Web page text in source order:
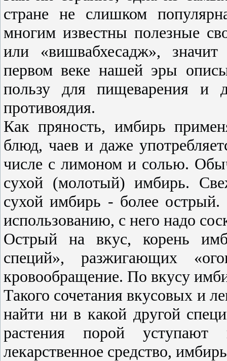
стране не слишком
многим известны полезные
или «вишвабхесадж», значит
первом веке нашей эры
пользу для пищеварения и
противоядия.
Как пряность, имбирь
блюд, чаев и даже
числе с лимоном и солью.
сухой (молотый) имбирь.
сухой имбирь - более
использованию, с него надо
Острый на вкус, корень
специй»,разжигающих
кровообращение. По вкусу
Такого сочетания вкусовых и
найти ни в какой другой
растения порой
лекарственное средство,